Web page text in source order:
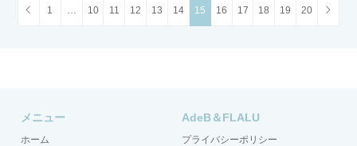
1 10 11 12 13 14 15 16 17 18 19 20
メニュー
ホーム
AdeB＆FLALU
プライバシーポリシー